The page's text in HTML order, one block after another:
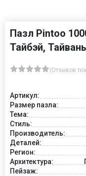
Пазл Pintoo
Тайбэй, Тайвань
(Отзывов
Артикул:
Размер пазла:
Тема:
Стиль:
Производитель:
Деталей:
Регион:
Архитектура:
Пейзаж: